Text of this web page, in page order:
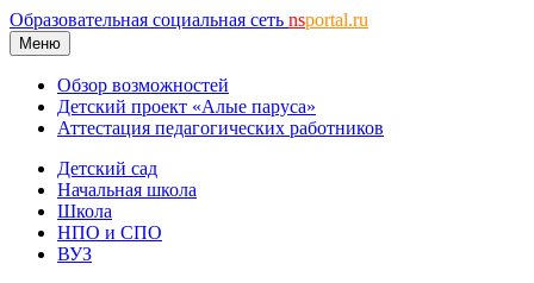
Образовательная социальная сеть nsportal.ru
Меню
Обзор возможностей
Детский проект «Алые паруса»
Аттестация педагогических работников
Детский сад
Начальная школа
Школа
НПО и СПО
ВУЗ